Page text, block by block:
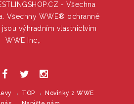
- Všechna
Všechny WWE® ochranné
výhradním vlastnictvím
WWE Inc,.
TOP
Novinky z WWE